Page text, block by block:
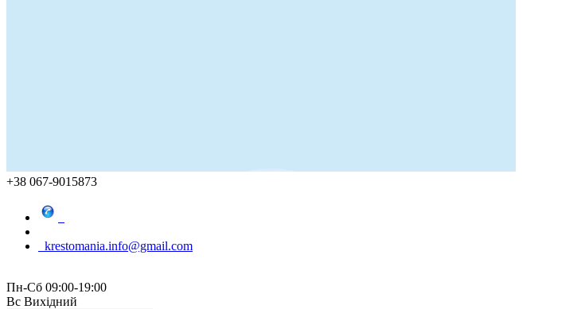
+38 067-9015873
krestomania.info@gmail.com
Пн-Сб 09:00-19:00
Вс Вихідний